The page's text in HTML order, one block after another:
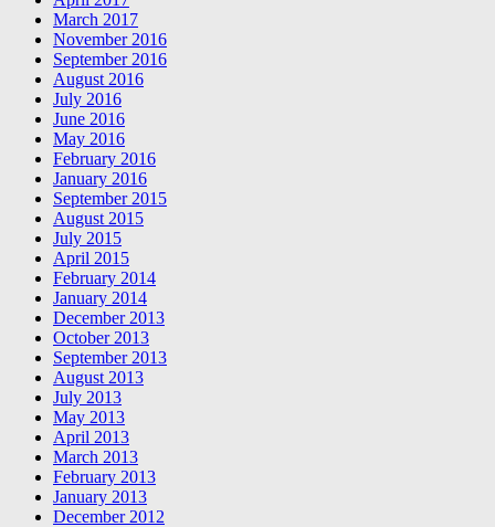
March 2017
November 2016
September 2016
August 2016
July 2016
June 2016
May 2016
February 2016
January 2016
September 2015
August 2015
July 2015
April 2015
February 2014
January 2014
December 2013
October 2013
September 2013
August 2013
July 2013
May 2013
April 2013
March 2013
February 2013
January 2013
December 2012